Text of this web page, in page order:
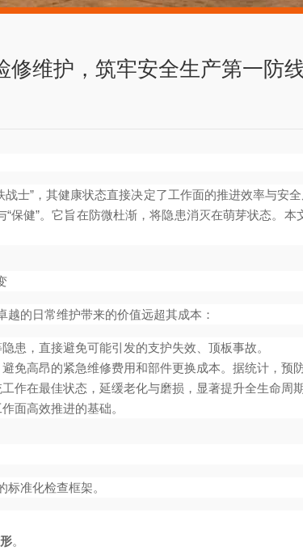
修维护，筑牢安全生产第一防
士”，其健康状态直接决定了工作面的推进效率与安
“保健”。它旨在防微杜渐，将隐患消灭在萌芽状态。
越的日常维护带来的价值远超其成本：
患，直接避免可能引发的支护失效、顶板事故。
免高昂的紧急维修费用和部件更换成本。据统计，预
作在最佳状态，延缓老化与磨损，显著提升全生命周期
面高效推进的基础。
标准化检查框架。
。